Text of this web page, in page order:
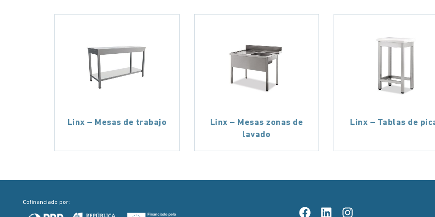
Linx – Mesas de trabajo
Linx – Mesas zonas de
lavado
Linx – Tablas de
Cofinanciado por: